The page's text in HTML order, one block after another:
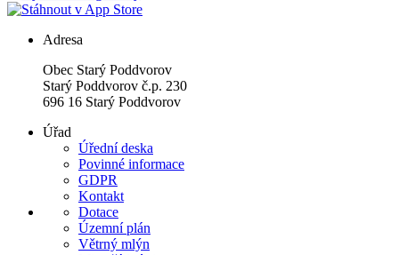
Adresa
Obec Starý Poddvorov
Starý Poddvorov č.p. 230
696 16 Starý Poddvorov
Úřad
Úřední deska
Povinné informace
GDPR
Kontakt
Dotace
Územní plán
Větrný mlýn